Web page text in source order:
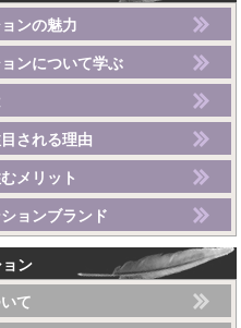
ンの魅力
ンについて学ぶ
される理由
メリット
ョンブランド
ン
て